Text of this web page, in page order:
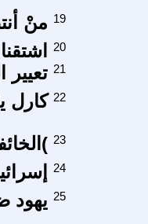
منْ 19
20
21
كارل 22
23
24
يهود 25